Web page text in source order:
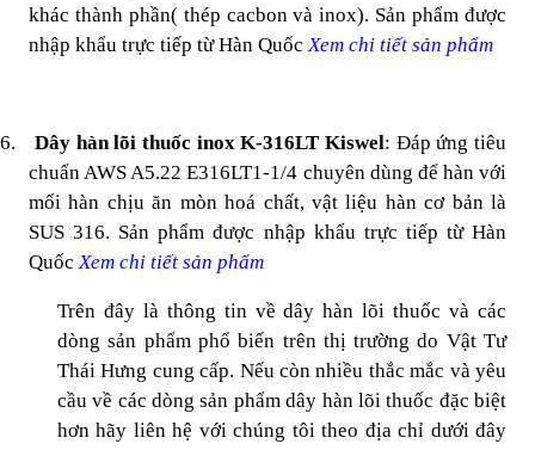
khác thành phần( thép cacbon và inox). Sản phẩm được
nhập khẩu trực tiếp từ Hàn QuốcXem chi tiết sản phẩm
6. Dây hàn lõi thuốc inox K-316LT Kiswel: Đáp ứng tiêu
chuẩn AWS A5.22 E316LT1-1/4 chuyên dùng để hàn với
mối hàn chịu ăn mòn hoá chất, vật liệu hàn cơ bản là
SUS 316. Sản phẩm được nhập khẩu trực tiếp từ Hàn
QuốcXem chi tiết sản phẩm
Trên đây là thông tin về dây hàn lõi thuốc và các
dòng sản phẩm phổ biến trên thị trường do Vật Tư
Thái Hưng cung cấp. Nếu còn nhiều thắc mắc và yêu
cầu về các dòng sản phẩm dây hàn lõi thuốc đặc biệt
hơn hãy liên hệ với chúng tôi theo địa chỉ dưới đây